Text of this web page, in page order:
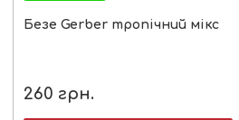
Безе Gerber тропічний мікс
260 грн.